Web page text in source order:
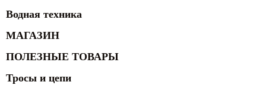
Водная техника
МАГАЗИН
ПОЛЕЗНЫЕ ТОВАРЫ
Тросы и цепи